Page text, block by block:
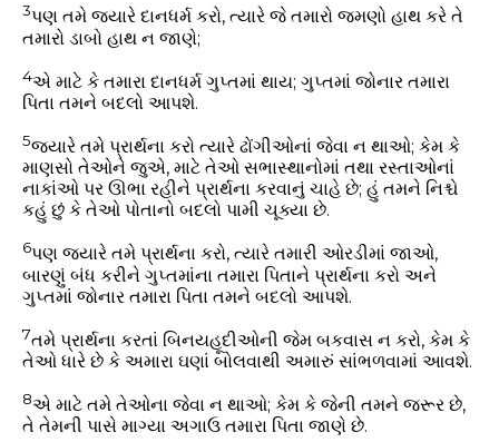
3પણ તમે જયારે દાનધર્મ કરો, ત્યારે જે તમારો જમણો હાથ કરે તે
તમારો ડાબો હાથ ન જાણે;
4એ માટે કે તમારા દાનધર્મ ગુપ્તમાં થાય; ગુપ્તમાં જોનાર તમારા
પિતા તમને બદલો આપશે.
5જયારે તમે પ્રાર્થના કરો ત્યારે ઢોંગીઓનાં જેવા ન થાઓ; કેમ કે
માણસો તેઓને જુએ, માટે તેઓ સભાસ્થાનોમાં તથા રસ્તાઓનાં
નાકાંઓ પર ઊભા રહીને પ્રાર્થના કરવાનું ચાહે છે; હું તમને નિશ્ચે
કહું છું કે તેઓ પોતાનો બદલો પામી ચૂક્યા છે.
6પણ જયારે તમે પ્રાર્થના કરો, ત્યારે તમારી ઓરડીમાં જાઓ,
બારણું બંધ કરીને ગુપ્તમાંના તમારા પિતાને પ્રાર્થના કરો અને
ગુપ્તમાં જોનાર તમારા પિતા તમને બદલો આપશે.
7તમે પ્રાર્થના કરતાં બિનયહૂદીઓની જેમ બકવાસ ન કરો, કેમ કે
તેઓ ધારે છે કે અમારા ઘણાં બોલવાથી અમારું સાંભળવામાં આવશે.
8એ માટે તમે તેઓના જેવા ન થાઓ; કેમ કે જેની તમને જરૂર છે,
તે તેમની પાસે માગ્યા અગાઉ તમારા પિતા જાણે છે.